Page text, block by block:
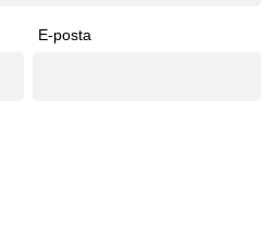
E-posta